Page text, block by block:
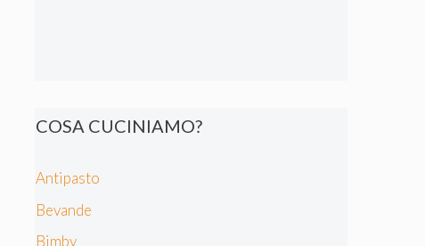
COSA CUCINIAMO?
Antipasto
Bevande
Bimby